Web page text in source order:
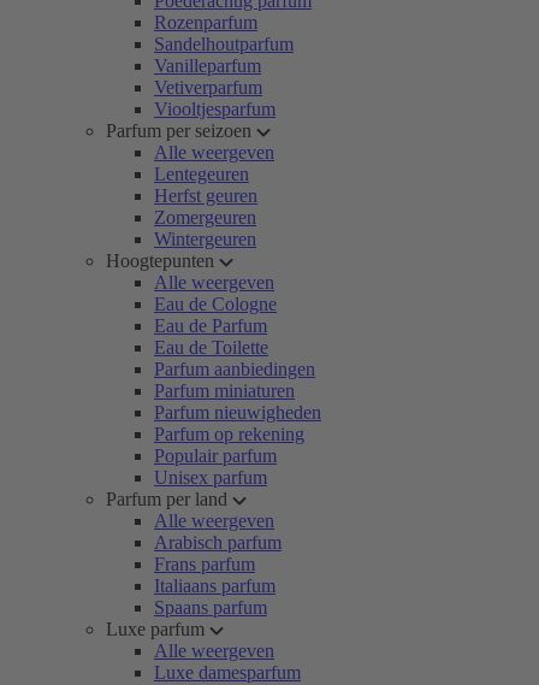
Rozenparfum
Sandelhoutparfum
Vanilleparfum
Vetiverparfum
Viooltjesparfum
Parfum per seizoen
Alle weergeven
Lentegeuren
Herfst geuren
Zomergeuren
Wintergeuren
Hoogtepunten
Alle weergeven
Eau de Cologne
Eau de Parfum
Eau de Toilette
Parfum aanbiedingen
Parfum miniaturen
Parfum nieuwigheden
Parfum op rekening
Populair parfum
Unisex parfum
Parfum per land
Alle weergeven
Arabisch parfum
Frans parfum
Italiaans parfum
Spaans parfum
Luxe parfum
Alle weergeven
Luxe damesparfum